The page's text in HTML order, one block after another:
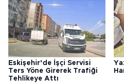
Eskişehir’de İşçi Servisi
Ters Yöne Girerek Trafiği
Tehlikeye Attı